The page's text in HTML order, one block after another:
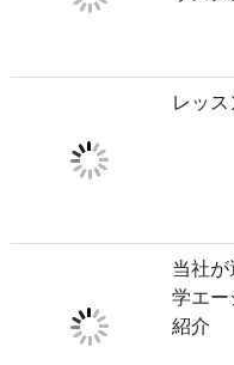
レッ
当社
学エー
紹介